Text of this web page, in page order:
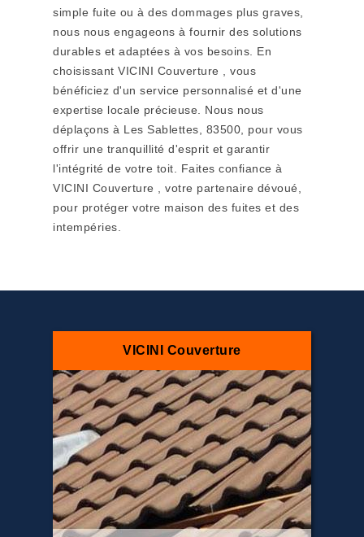
simple fuite ou à des dommages plus graves,
nous nous engageons à fournir des solutions
durables et adaptées à vos besoins. En
choisissant VICINI Couverture , vous
bénéficiez d'un service personnalisé et d'une
expertise locale précieuse. Nous nous
déplaçons à Les Sablettes, 83500, pour vous
offrir une tranquillité d'esprit et garantir
l'intégrité de votre toit. Faites confiance à
VICINI Couverture , votre partenaire dévoué,
pour protéger votre maison des fuites et des
intempéries.
VICINI Couverture